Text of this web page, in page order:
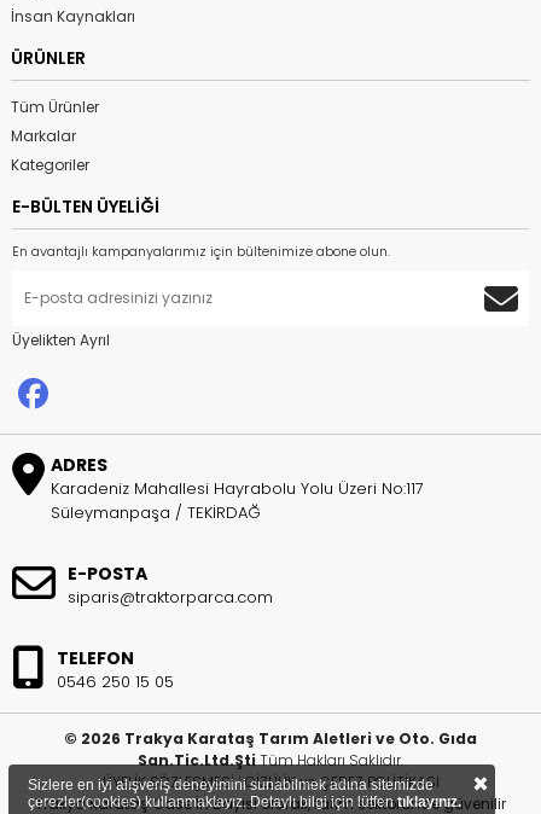
İnsan Kaynakları
ÜRÜNLER
Tüm Ürünler
Markalar
Kategoriler
E-BÜLTEN ÜYELİĞİ
En avantajlı kampanyalarımız için bültenimize abone olun.
Üyelikten Ayrıl
ADRES
Karadeniz Mahallesi Hayrabolu Yolu Üzeri No:117
Süleymanpaşa / TEKİRDAĞ
E-POSTA
siparis@traktorparca.com
TELEFON
0546 250 15 05
© 2026 Trakya Karataş Tarım Aletleri ve Oto. Gıda
San.Tic.Ltd.ŞtiTüm Hakları Saklıdır.
ÜYELİK SÖZLEŞMESİ|GİZLİLİK ve ÇEREZ POLİTİKASI
Trakya Karataş Case İh Bayisi olarak, tarım sektöründe güvenilir
Sizlere en iyi alışveriş deneyimini sunabilmek adına sitemizde
çerezler(cookies) kullanmaktayız. Detaylı bilgi için lütfentıklayınız. ×